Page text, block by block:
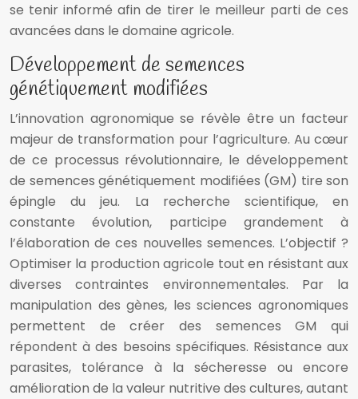
se tenir informé afin de tirer le meilleur parti de ces
avancées dans le domaine agricole.
Développement de semences
génétiquement modifiées
L’innovation agronomique se révèle être un facteur
majeur de transformation pour l’agriculture. Au cœur
de ce processus révolutionnaire, le développement
de semences génétiquement modifiées (GM) tire son
épingle du jeu. La recherche scientifique, en
constante évolution, participe grandement à
l’élaboration de ces nouvelles semences. L’objectif ?
Optimiser la production agricole tout en résistant aux
diverses contraintes environnementales. Par la
manipulation des gènes, les sciences agronomiques
permettent de créer des semences GM qui
répondent à des besoins spécifiques. Résistance aux
parasites, tolérance à la sécheresse ou encore
amélioration de la valeur nutritive des cultures, autant